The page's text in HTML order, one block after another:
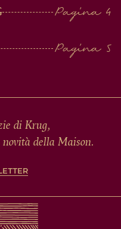
di Krug,
della Maison.